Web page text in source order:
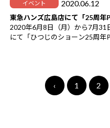
イベント 2020.06.12
東急ハンズ広島店にて「25周
2020年6月8日（月）から7月31
にて「ひつじのショーン25周年
しい表情のショーングッズ満載
営業時間は東急ハンズ広島店の
‹ 1 2